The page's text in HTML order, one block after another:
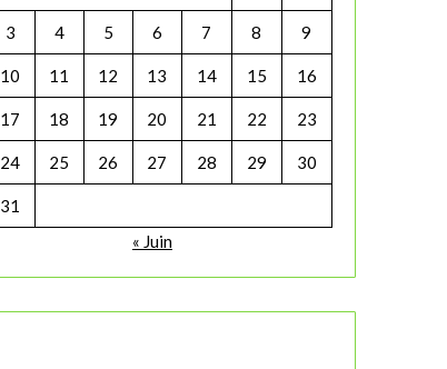
3 4 5 6 7 8 9
10 11 12 13 14 15 16
17 18 19 20 21 22 23
24 25 26 27 28 29 30
31
« Juin